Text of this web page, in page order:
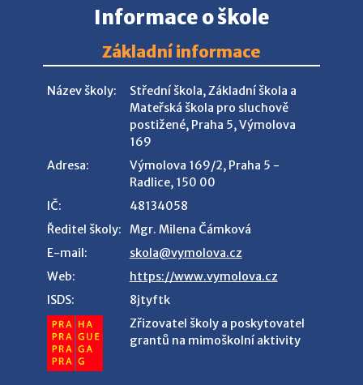
Informace o škole
Základní informace
Název školy:
Střední škola, Základní škola a
Mateřská škola pro sluchově
postižené, Praha 5, Výmolova
169
Adresa:
Výmolova 169/2, Praha 5 -
Radlice, 150 00
IČ:
48134058
Ředitel školy:
Mgr. Milena Čámková
E-mail:
skola@vymolova.cz
Web:
https://www.vymolova.cz
ISDS:
8jtyftk
Zřizovatel školy a poskytovatel
grantů na mimoškolní aktivity